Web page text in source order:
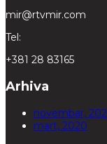
mir@rtvmir.com
Tel:
+381 28 83165
Arhiva
novembar,
mart, 2020